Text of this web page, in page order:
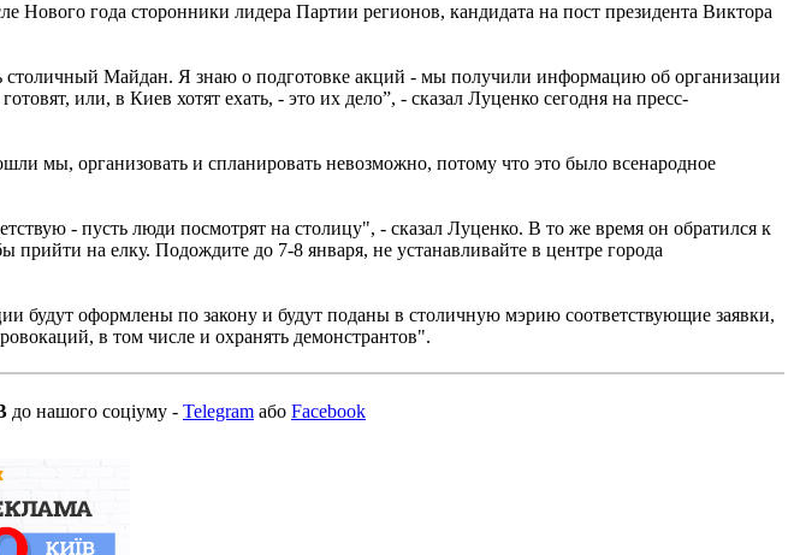
года сторонники лидера Партии регионов, кандидата на пост президента Виктора
столичный Майдан. Я знаю о подготовке акций - мы получили информацию об организации
или, в Киев хотят ехать, - это их дело”, - сказал Луценко сегодня на пресс-
мы, организовать и спланировать невозможно, потому что это было всенародное
- пусть люди посмотрят на столицу", - сказал Луценко. В то же время он обратился к
на елку. Подождите до 7-8 января, не устанавливайте в центре города
будут оформлены по закону и будут поданы в столичную мэрию соответствующие заявки,
в том числе и охранять демонстрантов".
до нашого соціуму - Telegram або Facebook